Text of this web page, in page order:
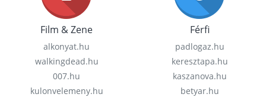
Film & Zene
alkonyat.hu
walkingdead.hu
007.hu
kulonvelemeny.hu
Férfi
padlogaz.hu
keresztapa.hu
kaszanova.hu
betyar.hu